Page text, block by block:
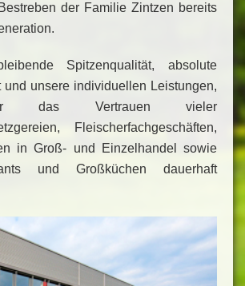
der Familie Zintzen bereits
Spitzenqualität, absolute
und unsere individuellen Leistungen,
das Vertrauen vieler
Fleischerfachgeschäften,
in Groß- und Einzelhandel sowie
und Großküchen dauerhaft